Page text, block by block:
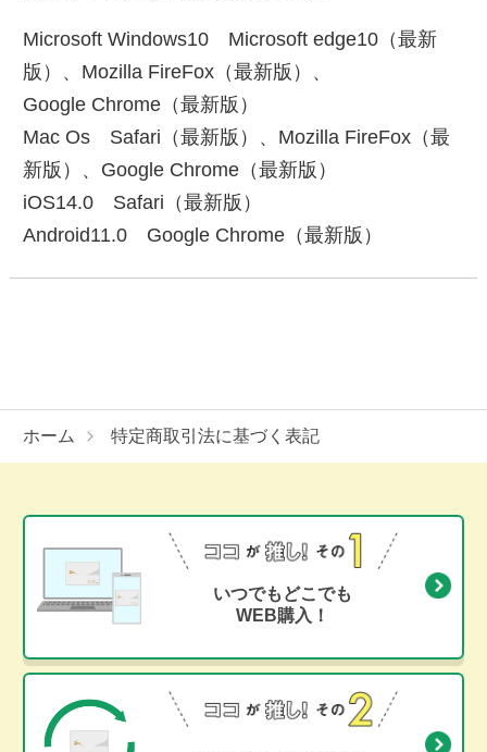
Microsoft Windows10 Microsoft edge10（最新
版）、Mozilla FireFox（最新版）、
Google Chrome（最新版）
Mac Os Safari（最新版）、Mozilla FireFox（最
新版）、Google Chrome（最新版）
iOS14.0 Safari（最新版）
Android11.0 Google Chrome（最新版）
ホーム 特定商取引法に基づく表記
いつでもどこでも
WEB購入！